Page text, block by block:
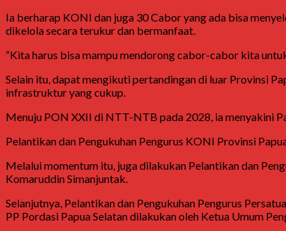
Ia berharap KONI dan juga 30 Cabor yang ada bisa
dikelola secara terukur dan bermanfaat.
“Kita harus bisa mampu mendorong cabor-cabor kita
Selain itu, dapat mengikuti pertandingan di luar Provinsi
infrastruktur yang cukup.
Menuju PON XXII di NTT-NTB pada 2028, ia menyakini
Pelantikan dan Pengukuhan Pengurus KONI Provinsi
Melalui momentum itu, juga dilakukan Pelantikan dan
Komaruddin Simanjuntak.
Selanjutnya, Pelantikan dan Pengukuhan Pengurus
PP Pordasi Papua Selatan dilakukan oleh Ketua Umum